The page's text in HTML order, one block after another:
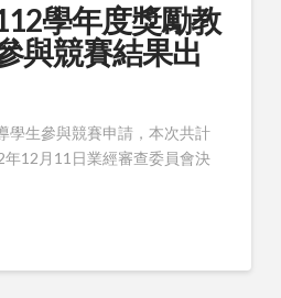
學年度獎勵教
與競賽結果出
學生參與競賽申請，本次共計
12月11日業經審查委員會決